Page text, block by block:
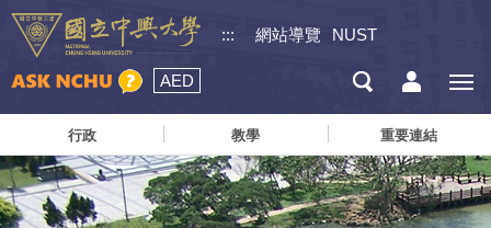
::: 網站導覽 NUST
AED
行政 教學 重要連結